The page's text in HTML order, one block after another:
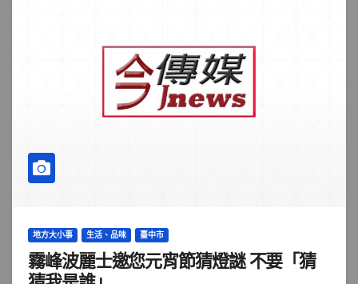
地方大小事 生活、品味 臺中市
霧峰波麗士邀您元宵節猜燈謎 不要「猜